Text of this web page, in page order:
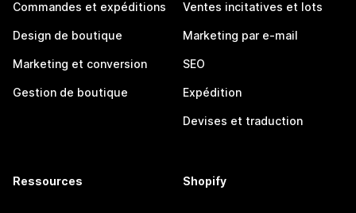
Commandes et expéditions
Design de boutique
Marketing et conversion
Gestion de boutique
Ventes incitatives et lots
Marketing par e-mail
SEO
Expédition
Devises et traduction
Ressources Shopify